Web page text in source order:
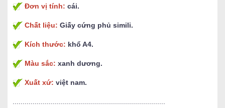
Đơn vị tính: cái.
Chất liệu: Giấy cứng phủ simili.
Kích thước: khổ A4.
Màu sắc: xanh dương.
Xuất xứ: việt nam.